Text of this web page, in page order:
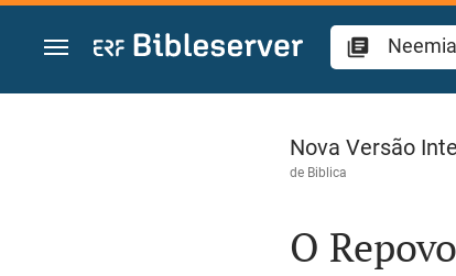
Ir para o conteúdo
Neemias 11
Nova Versão
de Biblica
O